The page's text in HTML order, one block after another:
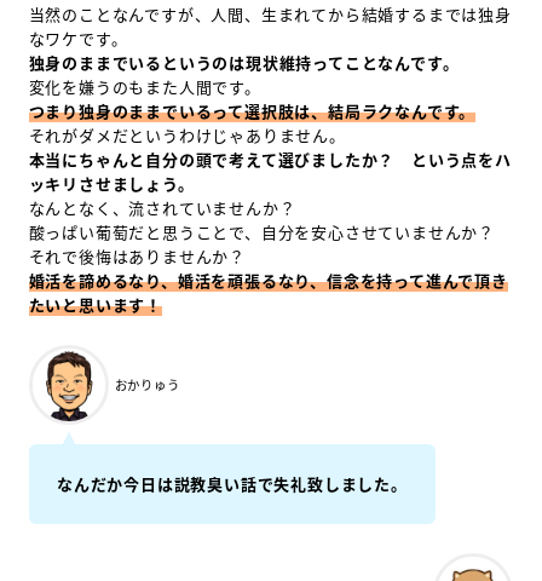
当然のことなんですが、人間、生まれてから結婚するまでは独身
なワケです。
独身のままでいるというのは現状維持ってことなんです。
変化を嫌うのもまた人間です。
つまり独身のままでいるって選択肢は、結局ラクなんです。
それがダメだというわけじゃありません。
本当にちゃんと自分の頭で考えて選びましたか？ という点をハ
ッキリさせましょう。
なんとなく、流されていませんか？
酸っぱい葡萄だと思うことで、自分を安心させていませんか？
それで後悔はありませんか？
婚活を諦めるなり、婚活を頑張るなり、信念を持って進んで頂き
たいと思います！
おかりゅう
なんだか今日は説教臭い話で失礼致しました。